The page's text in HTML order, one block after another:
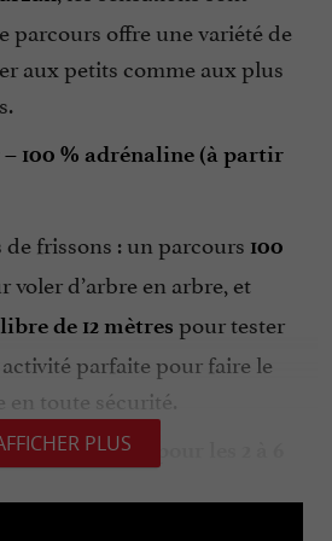
parcours offre une variété de
aux petits comme aux plus
100 % adrénaline (à partir
de frissons : un parcours 100
voler d’arbre en arbre, et
de 12 mètres pour tester
parfaite pour faire le
toute sécurité.
Pitchounes – pour les 2 à 6
PLUS